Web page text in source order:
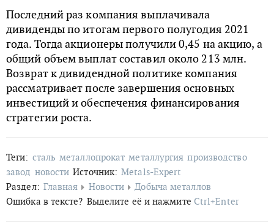
Последний раз компания выплачивала
дивиденды по итогам первого полугодия 2021
года. Тогда акционеры получили 0,45 на акцию, а
общий объем выплат составил около 213 млн.
Возврат к дивидендной политике компания
рассматривает после завершения основных
инвестиций и обеспечения финансирования
стратегии роста.
Теги: сталь металлопрокат металлургия производство
завод новости Источник: Metals-Expert
Раздел: Главная Новости
Добыча металлов
Ошибка в тексте? Выделите её и нажмите Ctrl+Enter